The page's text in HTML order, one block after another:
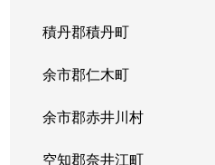
積丹郡積丹町
余市郡仁木町
余市郡赤井川村
空知郡奈井江町